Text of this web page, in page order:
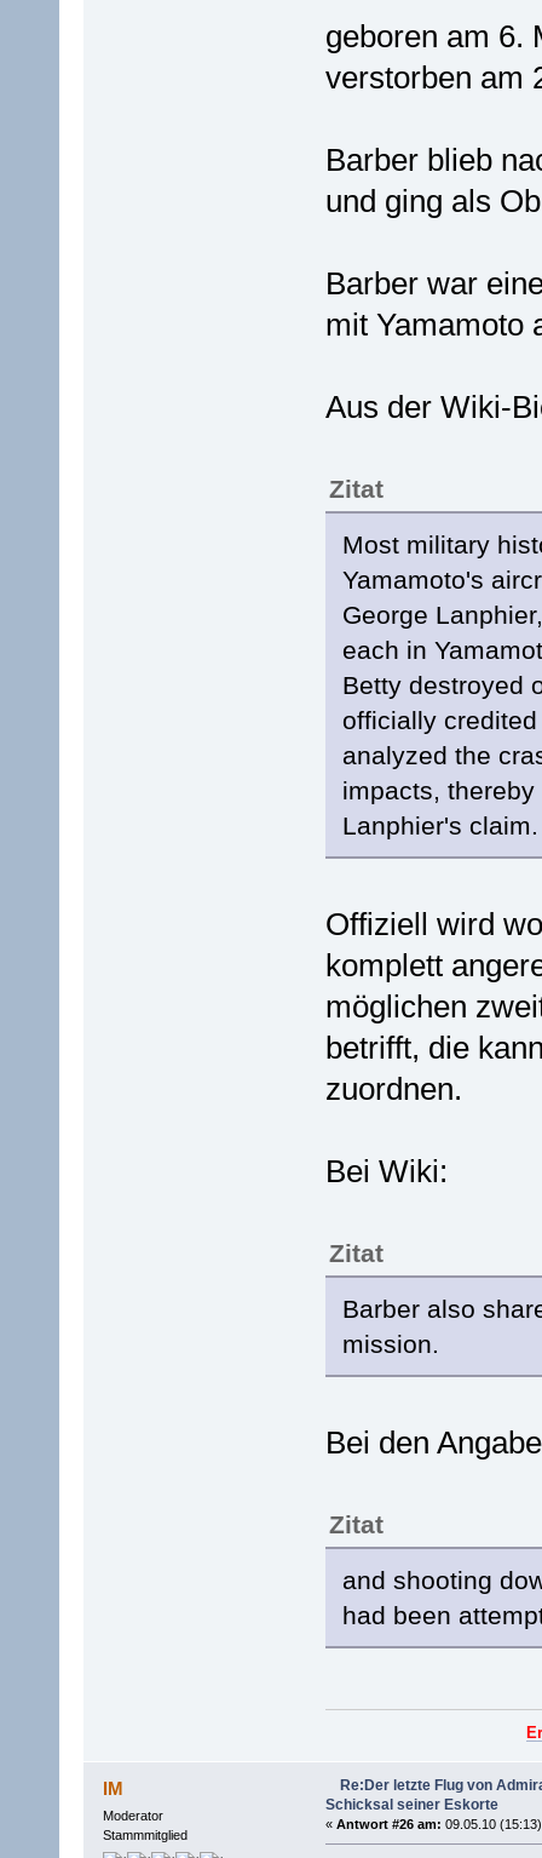
geboren am 6.
verstorben am
Barber blieb
und ging als
Barber war
mit Yamamoto
Aus der Wiki-
Zitat
Most military
Yamamoto's
George
each in
Betty destroyed
officially
analyzed the
impacts,
Lanphier's claim.
Offiziell wird
komplett
möglichen
betrifft, die
zuordnen.
Bei Wiki:
Zitat
Barber also
mission.
Bei den
Zitat
and shooting
had been
IM
Moderator
Stammmitglied
Re:Der letzte Flug von
Schicksal seiner Eskorte
« Antwort #26 am: 09.05.10